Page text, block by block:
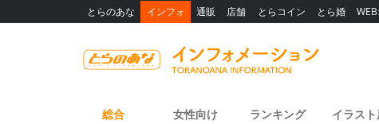
とらのあな インフォ 通販 店舗 とらコイン とら婚
総合 女性向け ランキング イラスト